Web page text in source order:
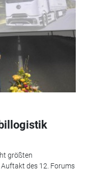
größten
des 12. Forums